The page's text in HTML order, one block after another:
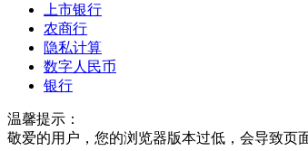
上市银行
农商行
隐私计算
数字人民币
银行
温馨提示：
敬爱的用户，您的浏览器版本过低，会导致页